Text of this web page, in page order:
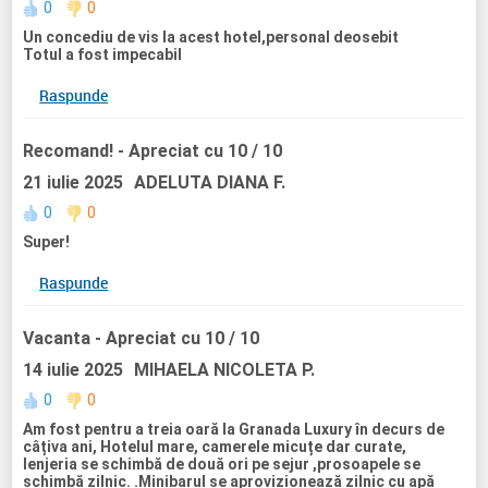
0
0
Un concediu de vis la acest hotel,personal deosebit
Totul a fost impecabil
Raspunde
Recomand! - Apreciat cu 10 / 10
21 iulie 2025 ADELUTA DIANA F.
0
0
Super!
Raspunde
Vacanta - Apreciat cu 10 / 10
14 iulie 2025 MIHAELA NICOLETA P.
0
0
Am fost pentru a treia oară la Granada Luxury în decurs de
câțiva ani, Hotelul mare, camerele micuțe dar curate,
lenjeria se schimbă de două ori pe sejur ,prosoapele se
schimbă zilnic. .Minibarul se aprovizionează zilnic cu apă